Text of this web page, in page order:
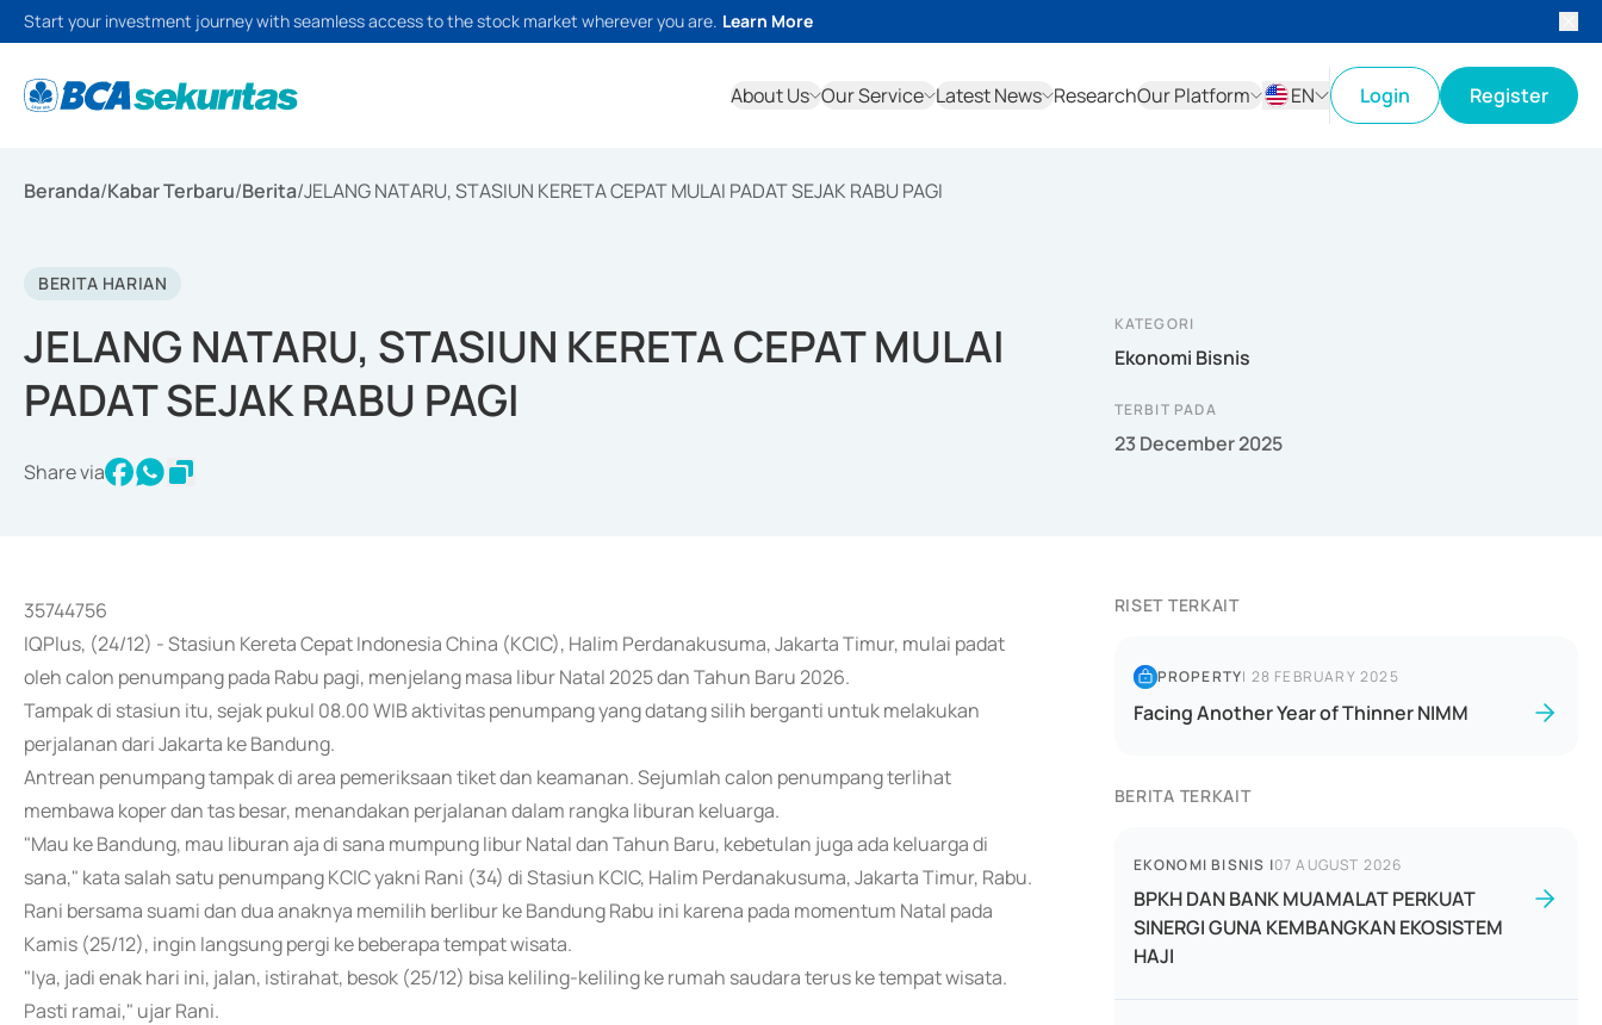
Start your investment journey with seamless access to the stock market wherever you are. Learn More
About Us Our Service Latest News ResearchOur Platform
EN
Login Register
Beranda/Kabar Terbaru/Berita/JELANG NATARU, STASIUN KERETA CEPAT MULAI PADAT SEJAK RABU PAGI
BERITA HARIAN
JELANG NATARU, STASIUN KERETA CEPAT MULAI
PADAT SEJAK RABU PAGI
Share via
KATEGORI
Ekonomi Bisnis
TERBIT PADA
23 December 2025
35744756
IQPlus, (24/12) - Stasiun Kereta Cepat Indonesia China (KCIC), Halim Perdanakusuma, Jakarta Timur, mulai padat
oleh calon penumpang pada Rabu pagi, menjelang masa libur Natal 2025 dan Tahun Baru 2026.
Tampak di stasiun itu, sejak pukul 08.00 WIB aktivitas penumpang yang datang silih berganti untuk melakukan
perjalanan dari Jakarta ke Bandung.
Antrean penumpang tampak di area pemeriksaan tiket dan keamanan. Sejumlah calon penumpang terlihat
membawa koper dan tas besar, menandakan perjalanan dalam rangka liburan keluarga.
"Mau ke Bandung, mau liburan aja di sana mumpung libur Natal dan Tahun Baru, kebetulan juga ada keluarga di
sana," kata salah satu penumpang KCIC yakni Rani (34) di Stasiun KCIC, Halim Perdanakusuma, Jakarta Timur, Rabu.
Rani bersama suami dan dua anaknya memilih berlibur ke Bandung Rabu ini karena pada momentum Natal pada
Kamis (25/12), ingin langsung pergi ke beberapa tempat wisata.
"Iya, jadi enak hari ini, jalan, istirahat, besok (25/12) bisa keliling-keliling ke rumah saudara terus ke tempat wisata.
Pasti ramai," ujar Rani.
RISET TERKAIT
PROPERTY| 28 FEBRUARY 2025
Facing Another Year of Thinner NIMM
BERITA TERKAIT
EKONOMI BISNIS |07 AUGUST 2026
BPKH DAN BANK MUAMALAT PERKUAT
SINERGI GUNA KEMBANGKAN EKOSISTEM
HAJI